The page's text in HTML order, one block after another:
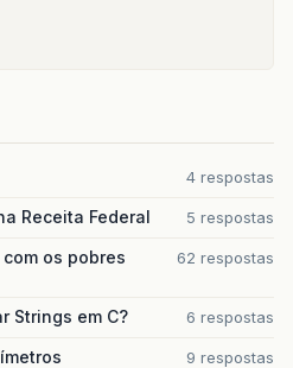
4 respostas
Receita Federal 5 respostas
os pobres
62 respostas
Strings em C? 6 respostas
9 respostas